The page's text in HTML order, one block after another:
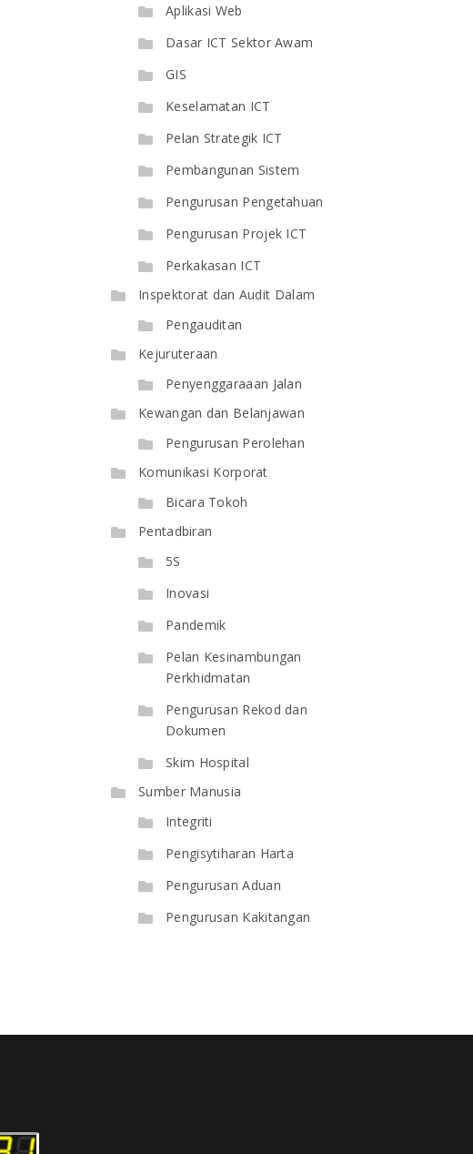
Aplikasi Web
Dasar ICT Sektor Awam
GIS
Keselamatan ICT
Pelan Strategik ICT
Pembangunan Sistem
Pengurusan Pengetahuan
Pengurusan Projek ICT
Perkakasan ICT
Inspektorat dan Audit Dalam
Pengauditan
Kejuruteraan
Penyenggaraaan Jalan
Kewangan dan Belanjawan
Pengurusan Perolehan
Komunikasi Korporat
Bicara Tokoh
Pentadbiran
5S
Inovasi
Pandemik
Pelan Kesinambungan
Perkhidmatan
Pengurusan Rekod dan
Dokumen
Skim Hospital
Sumber Manusia
Integriti
Pengisytiharan Harta
Pengurusan Aduan
Pengurusan Kakitangan